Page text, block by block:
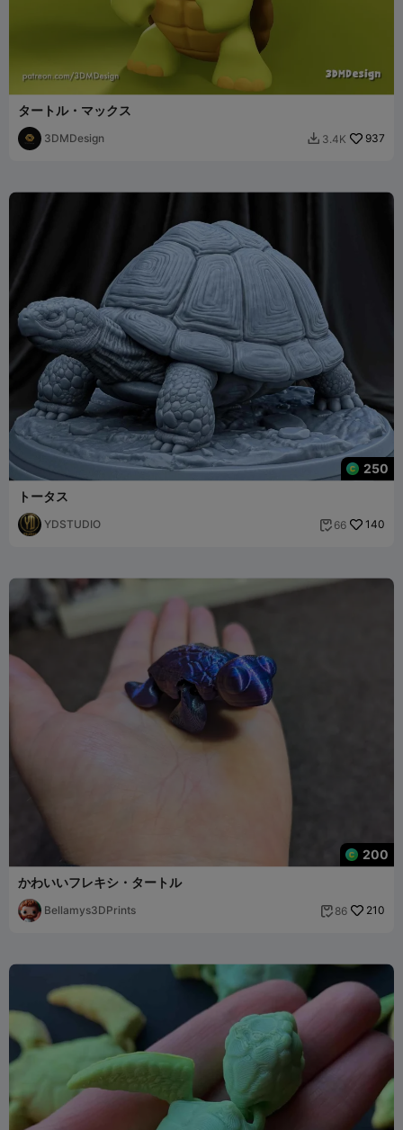
タートル・マックス
3DMDesign  3.4K 937
250
トータス
YDSTUDIO  66 140
200
かわいいフレキシ・タートル
Bellamys3DPrints  86 210